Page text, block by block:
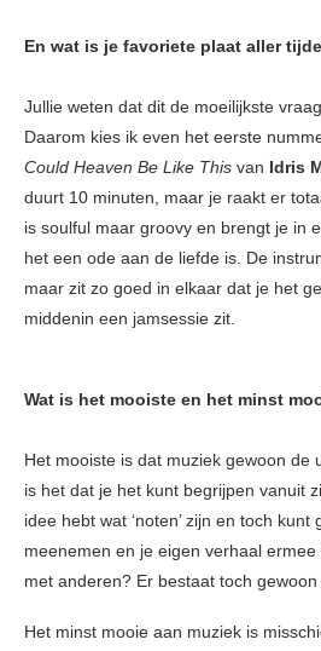
En wat is je favoriete plaat aller
Jullie weten dat dit de moeilijkste
Daarom kies ik even het eerste
Could Heaven Be Like This van Idris
duurt 10 minuten, maar je raakt er
is soulful maar groovy en brengt je in
het een ode aan de liefde is. De
maar zit zo goed in elkaar dat je het
middenin een jamsessie zit.
Wat is het mooiste en het minst
Het mooiste is dat muziek gewoon de
is het dat je het kunt begrijpen vanuit
idee hebt wat ‘noten’ zijn en toch
meenemen en je eigen verhaal
met anderen? Er bestaat toch
Het minst mooie aan muziek is